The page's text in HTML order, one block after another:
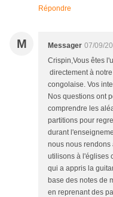
Répondre
M Messager 07/09/
Crispin,Vous êtes
directement à
congolaise. Vos
Nos questions ont
comprendre les
partitions pour
durant
nous nous rendons
utilisons à l'églises
qui a appris la
base des notes de
en reprenant des